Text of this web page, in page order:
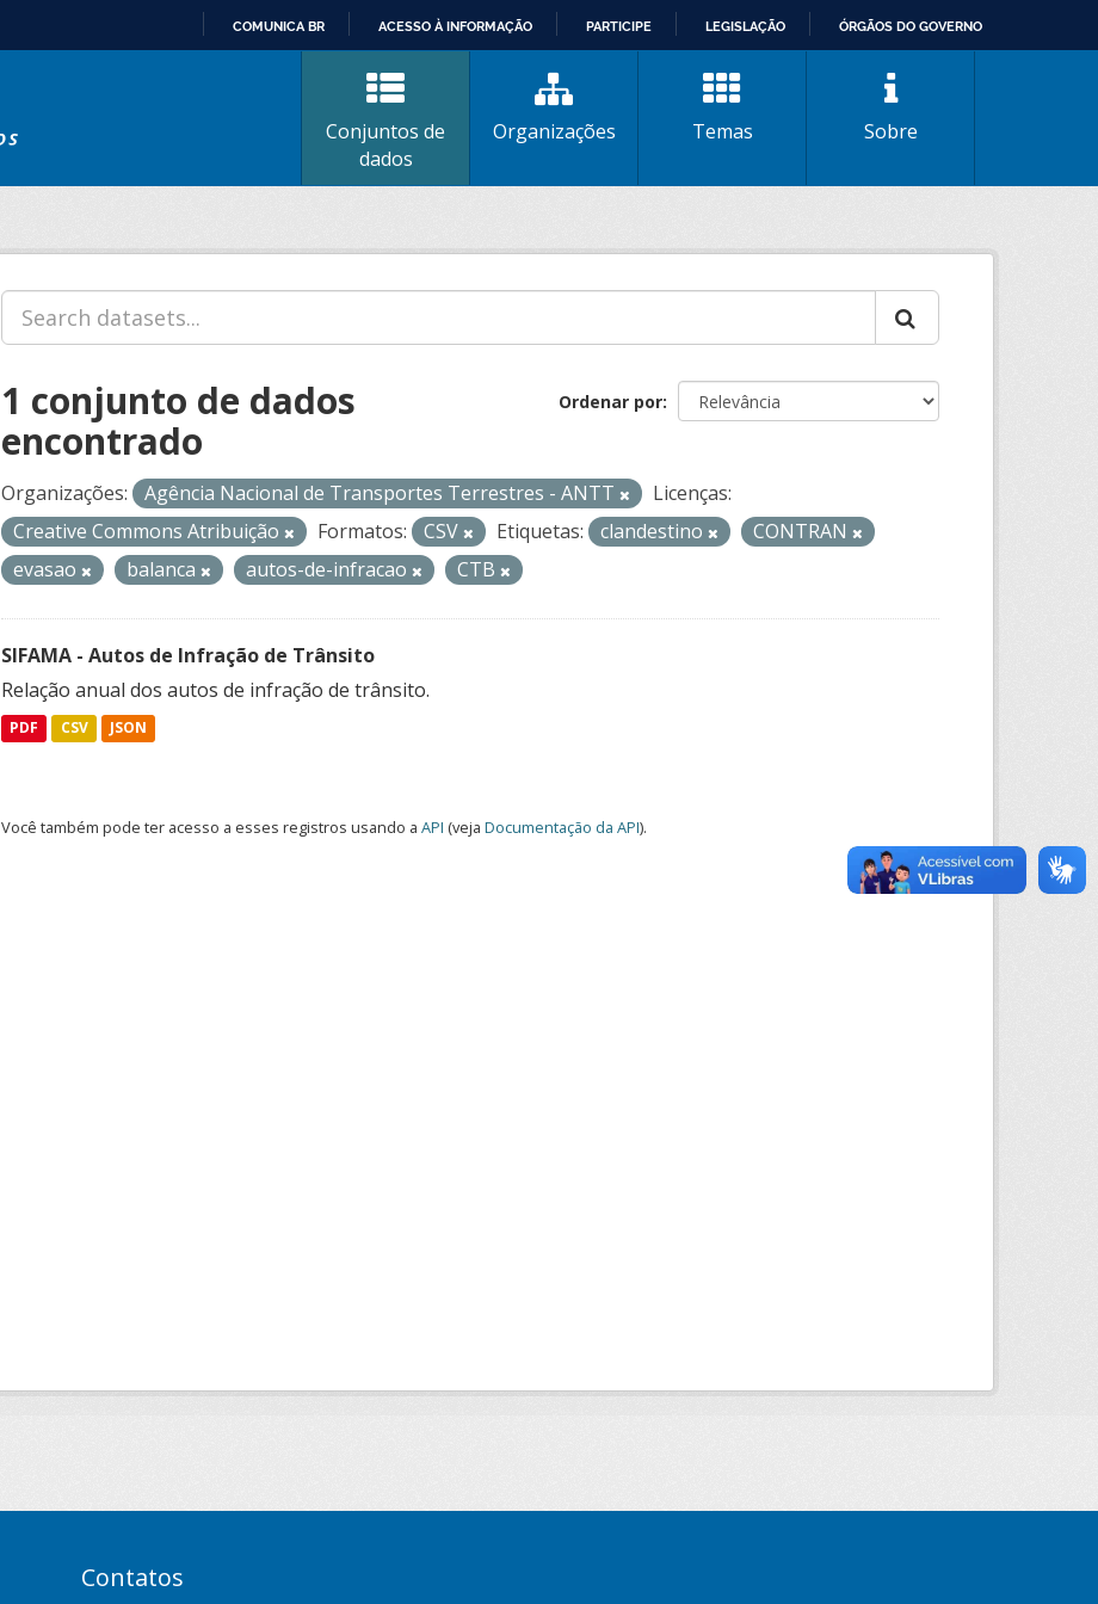
CONTEÚDO
COMUNICA BR ACESSO À INFORMAÇÃO PARTICIPE LEGISLAÇÃO ÓRGÃOS DO GOVERNO
Conjuntos de
dados
Organizações Temas Sobre
Ordenar por
1 conjunto de dados
encontrado
Organizações: Agência Nacional de Transportes Terrestres - ANTT
Licenças:
Creative Commons Atribuição
Formatos: CSV Etiquetas: clandestino
CONTRAN
evasao
balanca autos-de-infracao CTB
SIFAMA - Autos de Infração de Trânsito
Relação anual dos autos de infração de trânsito.
PDF CSV JSON
Você também pode ter acesso a esses registros usando a API (veja Documentação da API).
Contatos